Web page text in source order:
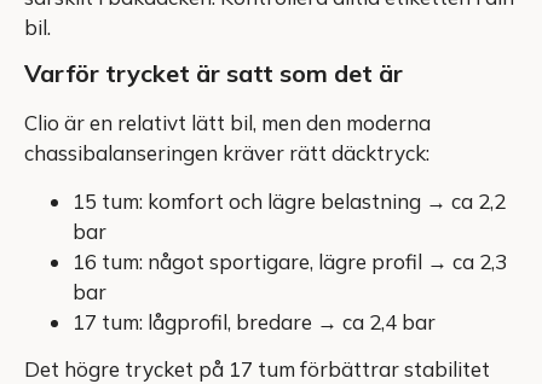
bil.
Varför trycket är satt som det är
Clio är en relativt lätt bil, men den moderna
chassibalanseringen kräver rätt däcktryck:
15 tum: komfort och lägre belastning → ca 2,2
bar
16 tum: något sportigare, lägre profil → ca 2,3
bar
17 tum: lågprofil, bredare → ca 2,4 bar
Det högre trycket på 17 tum förbättrar stabilitet